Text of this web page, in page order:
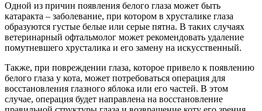
Одной из причин появления белого глаза может быть
катаракта – заболевание, при котором в хрусталике глаза
образуются густые белые или серые пятна. В таких случаях
ветеринарный офтальмолог может рекомендовать удаление
помутневшего хрусталика и его замену на искусственный.
Также, при повреждении глаза, которое привело к появлению
белого глаза у кота, может потребоваться операция для
восстановления глазного яблока или его частей. В этом
случае, операция будет направлена на восстановление